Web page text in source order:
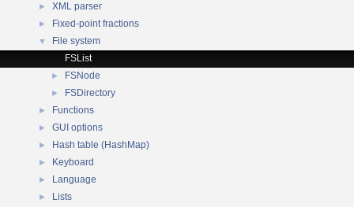
► XML parser
► Fixed-point fractions
▼
File system
FSList
► FSNode
► FSDirectory
► Functions
► GUI options
► Hash table (HashMap)
► Keyboard
► Language
► Lists